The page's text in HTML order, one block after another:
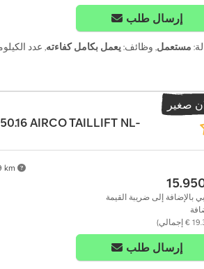
إرسال طلب
مستعمل, وظائف:يعمل بكامل كفاءته, عدد
صغير
km
AIRCO TAILLIFT NL-
بالإضافة إلى ضريبة القيمة
إرسال طلب